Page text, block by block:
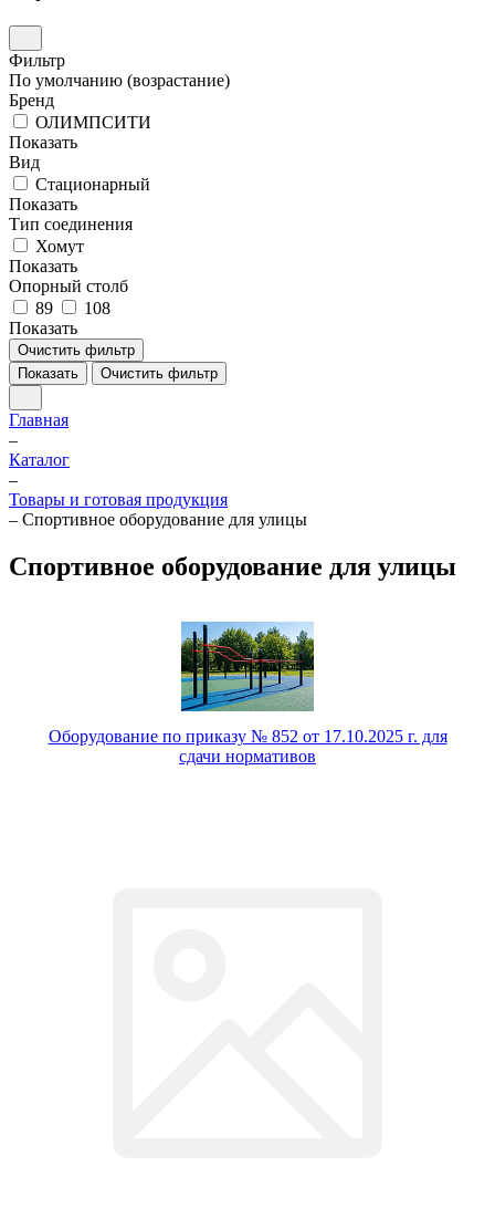
Фильтр
По умолчанию (возрастание)
Бренд
ОЛИМПСИТИ
Показать
Вид
Стационарный
Показать
Тип соединения
Хомут
Показать
Опорный столб
89
108
Показать
Очистить фильтр
Показать
Очистить фильтр
Главная
–
Каталог
–
Товары и готовая продукция
– Спортивное оборудование для улицы
Спортивное оборудование для улицы
Оборудование по приказу № 852 от 17.10.2025 г. для
сдачи нормативов